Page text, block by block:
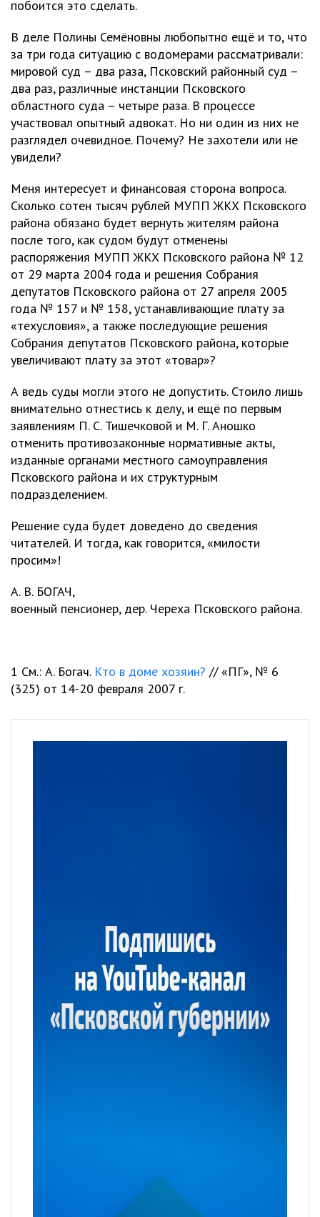
побоится это сделать.
В деле Полины Семёновны любопытно ещё и то, что
за три года ситуацию с водомерами рассматривали:
мировой суд – два раза, Псковский районный суд –
два раз, различные инстанции Псковского
областного суда – четыре раза. В процессе
участвовал опытный адвокат. Но ни один из них не
разглядел очевидное. Почему? Не захотели или не
увидели?
Меня интересует и финансовая сторона вопроса.
Сколько сотен тысяч рублей МУПП ЖКХ Псковского
района обязано будет вернуть жителям района
после того, как судом будут отменены
распоряжения МУПП ЖКХ Псковского района № 12
от 29 марта 2004 года и решения Собрания
депутатов Псковского района от 27 апреля 2005
года № 157 и № 158, устанавливающие плату за
«техусловия», а также последующие решения
Собрания депутатов Псковского района, которые
увеличивают плату за этот «товар»?
А ведь суды могли этого не допустить. Стоило лишь
внимательно отнестись к делу, и ещё по первым
заявлениям П. С. Тишечковой и М. Г. Аношко
отменить противозаконные нормативные акты,
изданные органами местного самоуправления
Псковского района и их структурным
подразделением.
Решение суда будет доведено до сведения
читателей. И тогда, как говорится, «милости
просим»!
А. В. БОГАЧ,
военный пенсионер, дер. Череха Псковского района.
1 См.: А. Богач. Кто в доме хозяин? // «ПГ», № 6
(325) от 14-20 февраля 2007 г.